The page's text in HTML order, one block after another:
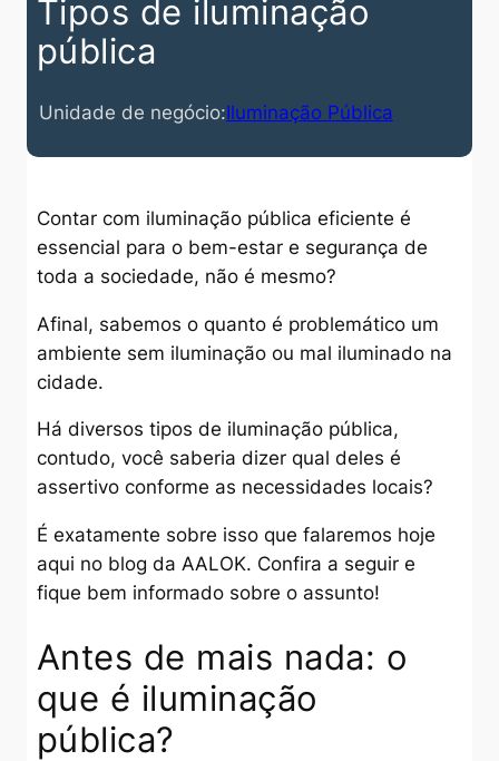
Tipos de iluminação
pública
Unidade de negócio:Iluminação Pública
Contar com iluminação pública eficiente é
essencial para o bem-estar e segurança de
toda a sociedade, não é mesmo?
Afinal, sabemos o quanto é problemático um
ambiente sem iluminação ou mal iluminado na
cidade.
Há diversos tipos de iluminação pública,
contudo, você saberia dizer qual deles é
assertivo conforme as necessidades locais?
É exatamente sobre isso que falaremos hoje
aqui no blog da AALOK. Confira a seguir e
fique bem informado sobre o assunto!
Antes de mais nada: o
que é iluminação
pública?